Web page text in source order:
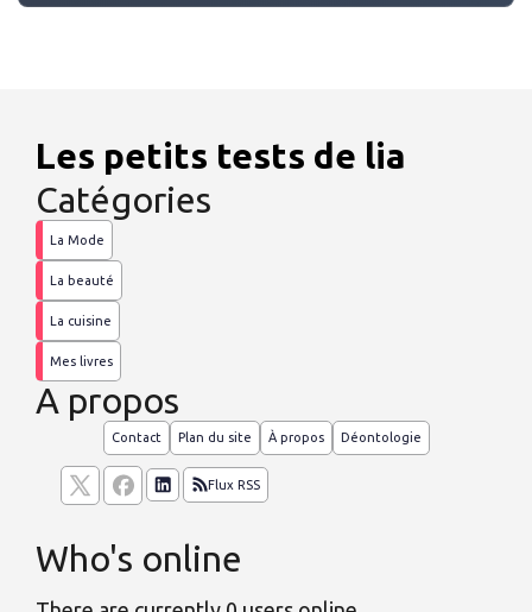
Les petits tests de lia
Catégories
La Mode
La beauté
La cuisine
Mes livres
A propos
Contact Plan du site À propos Déontologie
Flux RSS
Who's online